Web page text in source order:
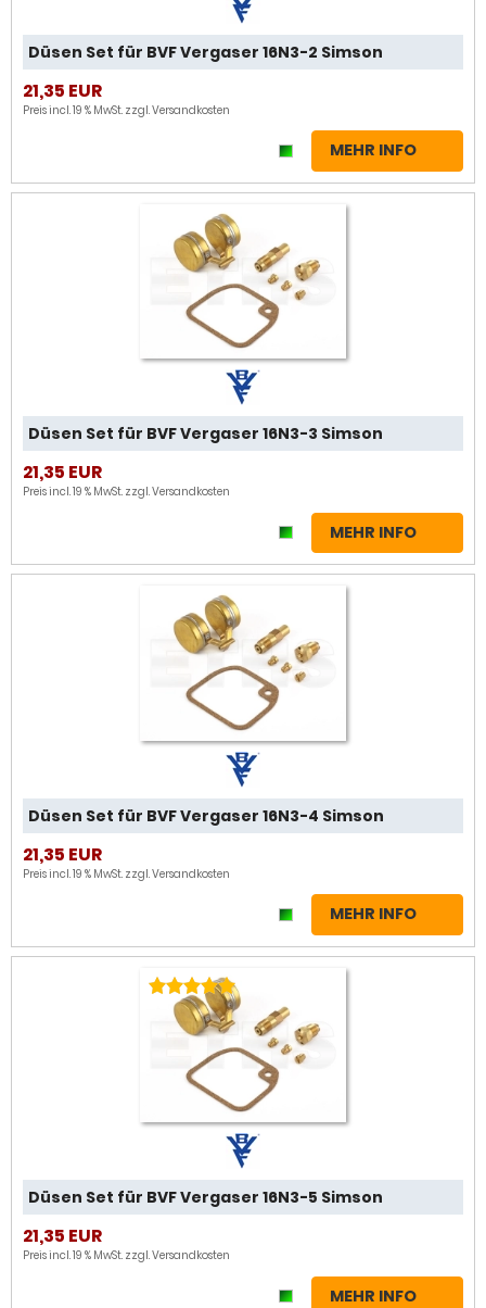
Düsen Set für BVF Vergaser 16N3-2 Simson
21,35 EUR
Preis incl. 19 % MwSt. zzgl.Versandkosten
MEHR INFO
Düsen Set für BVF Vergaser 16N3-3 Simson
21,35 EUR
Preis incl. 19 % MwSt. zzgl.Versandkosten
MEHR INFO
Düsen Set für BVF Vergaser 16N3-4 Simson
21,35 EUR
Preis incl. 19 % MwSt. zzgl.Versandkosten
MEHR INFO
Düsen Set für BVF Vergaser 16N3-5 Simson
21,35 EUR
Preis incl. 19 % MwSt. zzgl.Versandkosten
MEHR INFO